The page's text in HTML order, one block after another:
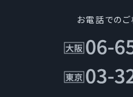
お電話での